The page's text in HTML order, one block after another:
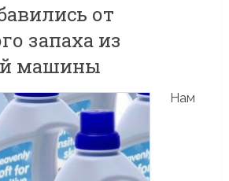
от
запаха из
машины
Нам